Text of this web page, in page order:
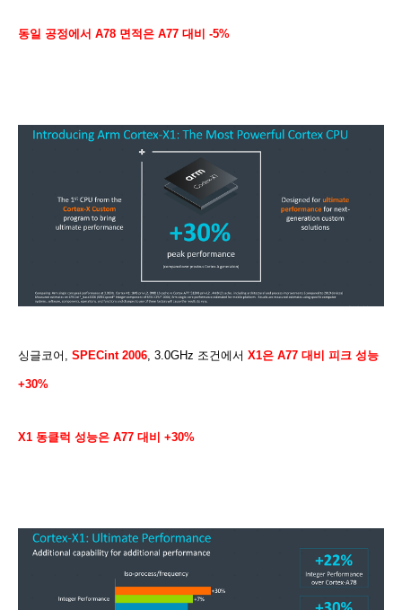
동일 공정에서 A78 면적은 A77 대비 -5%
싱글코어, SPECint 2006 , 3.0GHz 조건에서 X1은 A77 대비 피크 성능
+30%
X1 동클럭 성능은 A77 대비 +30%